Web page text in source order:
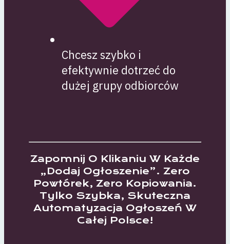
Chcesz szybko i
efektywnie dotrzeć do
dużej grupy odbiorców
Zapomnij O Klikaniu W Każde
„dodaj Ogłoszenie”. Zero
Powtórek, Zero Kopiowania.
Tylko Szybka, Skuteczna
Automatyzacja Ogłoszeń W
Całej Polsce!